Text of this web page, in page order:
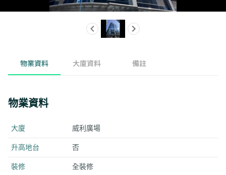
物業資料 大廈資料 備註
物業資料
大廈
威利廣場
升高地台
否
裝修
全裝修